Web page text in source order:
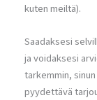
kuten meiltä).
Saadaksesi
ja voidaksesi
tarkemmin,
pyydettävä